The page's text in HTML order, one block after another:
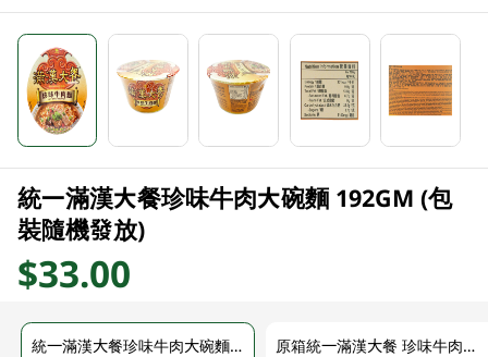
統一滿漢大餐珍味牛肉大碗麵 192GM (包
裝隨機發放)
$33.00
統一滿漢大餐珍味牛肉大碗麵 192GM (包裝隨機發放) 原箱統一滿漢大餐 珍味牛肉碗麵 12 X 192GM